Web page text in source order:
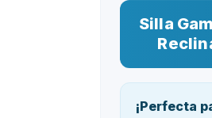
Silla
¡Perfecta